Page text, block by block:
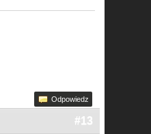
Odpowiedz
#13